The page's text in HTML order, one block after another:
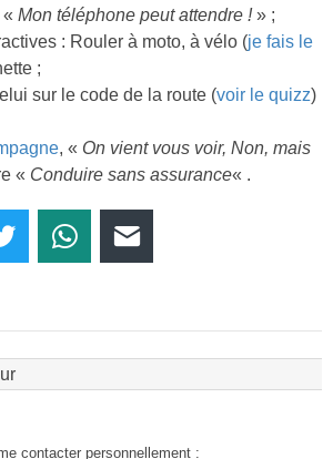
Mon téléphone peut attendre !» ;
: Rouler à moto, à vélo (je fais le
;
sur le code de la route (voir le quizz)
, « On vient vous voir, Non, mais
« Conduire sans assurance« .
Twitter WhatsApp
contacter personnellement :